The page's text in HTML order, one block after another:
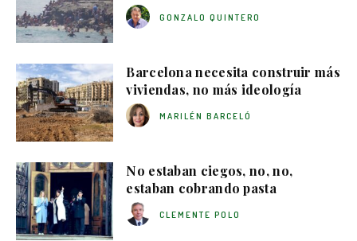
GONZALO QUINTERO
Barcelona necesita construir más
viviendas, no más ideología
MARILÉN BARCELÓ
No estaban ciegos, no, no,
estaban cobrando pasta
CLEMENTE POLO